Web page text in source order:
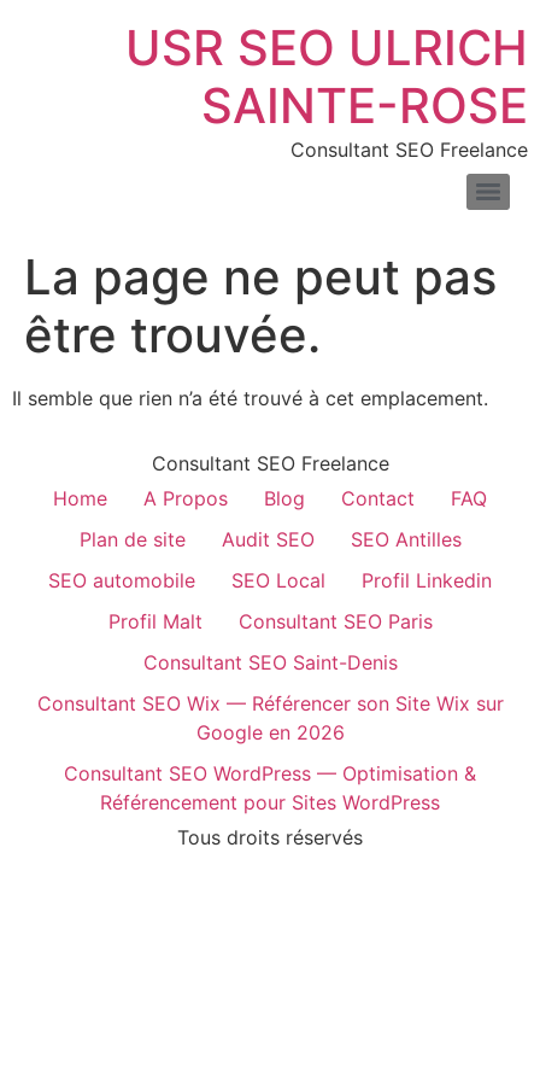
USR SEO ULRICH
SAINTE-ROSE
Consultant SEO Freelance
La page ne peut pas
être trouvée.
Il semble que rien n’a été trouvé à cet emplacement.
Consultant SEO Freelance
Home
A Propos Blog Contact
FAQ
Plan de site
Audit SEO
SEO Antilles
SEO automobile
SEO Local
Profil Linkedin
Profil Malt
Consultant SEO Paris
Consultant SEO Saint-Denis
Consultant SEO Wix — Référencer son Site Wix sur
Google en 2026
Consultant SEO WordPress — Optimisation &
Référencement pour Sites WordPress
Tous droits réservés